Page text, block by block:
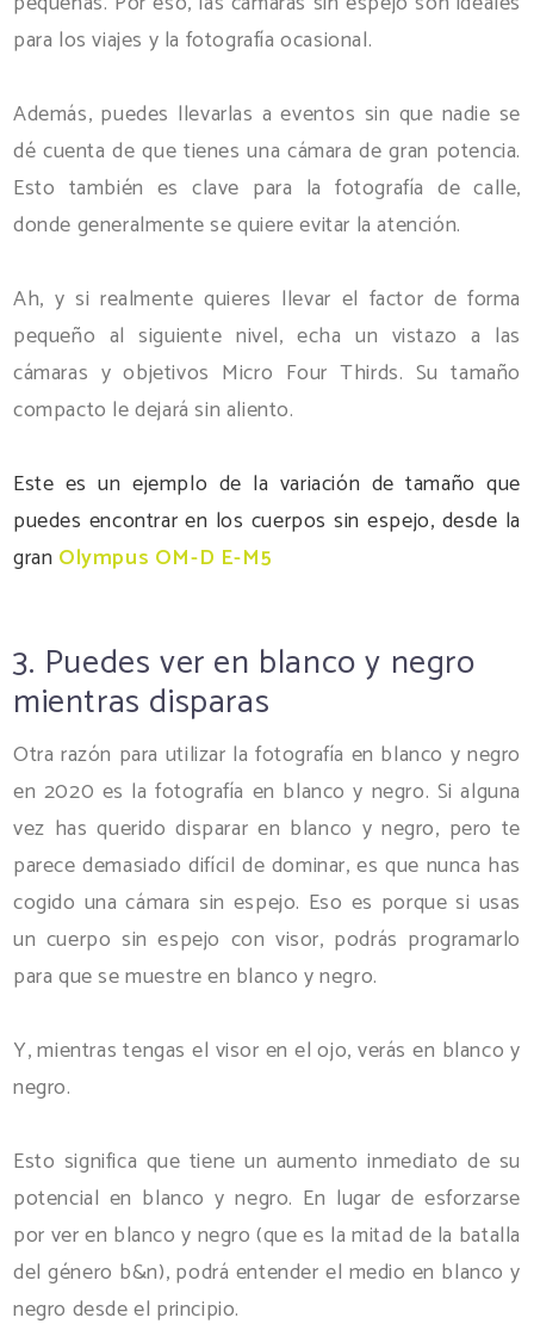
para los viajes y la fotografía ocasional.
Además, puedes llevarlas a eventos sin que nadie se
dé cuenta de que tienes una cámara de gran potencia.
Esto también es clave para la fotografía de calle,
donde generalmente se quiere evitar la atención.
Ah, y si realmente quieres llevar el factor de forma
pequeño al siguiente nivel, echa un vistazo a las
cámaras y objetivos Micro Four Thirds. Su tamaño
compacto le dejará sin aliento.
Este es un ejemplo de la variación de tamaño que
puedes encontrar en los cuerpos sin espejo, desde la
gran Olympus OM-D E-M5
3. Puedes ver en blanco y negro
mientras disparas
Otra razón para utilizar la fotografía en blanco y negro
en 2020 es la fotografía en blanco y negro. Si alguna
vez has querido disparar en blanco y negro, pero te
parece demasiado difícil de dominar, es que nunca has
cogido una cámara sin espejo. Eso es porque si usas
un cuerpo sin espejo con visor, podrás programarlo
para que se muestre en blanco y negro.
Y, mientras tengas el visor en el ojo, verás en blanco y
negro.
Esto significa que tiene un aumento inmediato de su
potencial en blanco y negro. En lugar de esforzarse
por ver en blanco y negro (que es la mitad de la batalla
del género b&n), podrá entender el medio en blanco y
negro desde el principio.